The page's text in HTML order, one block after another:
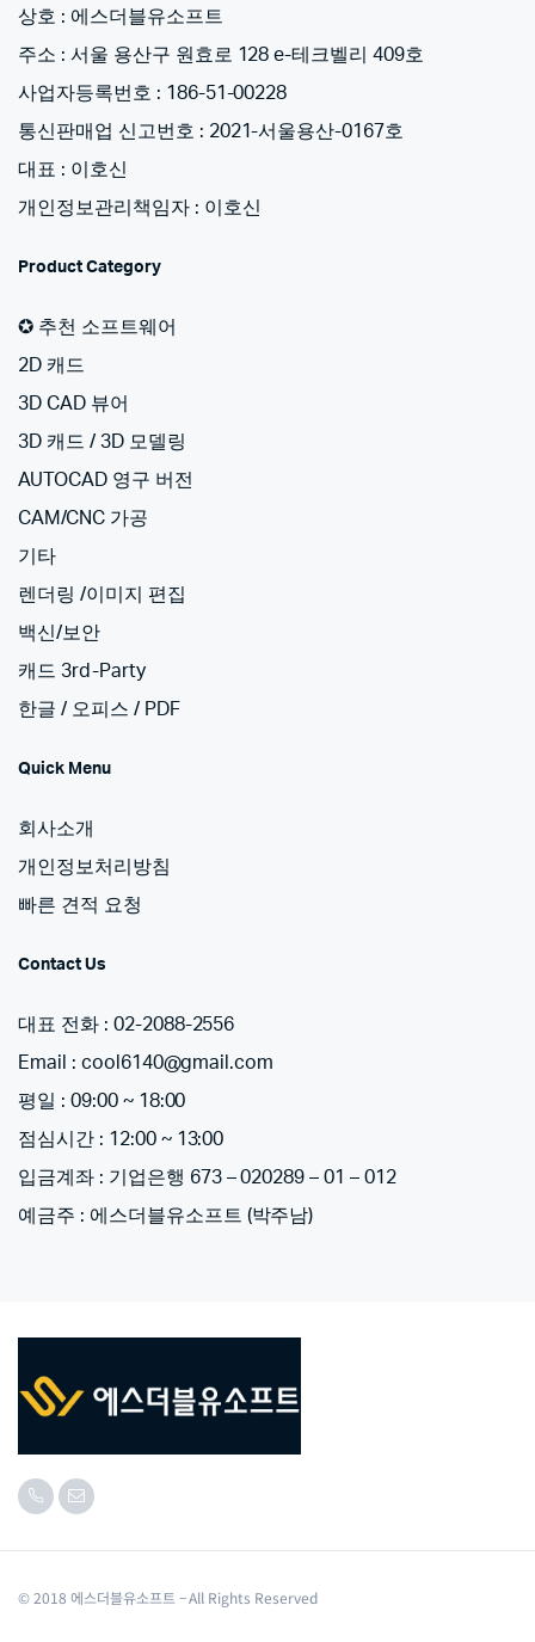
상호 : 에스더블유소프트
주소 : 서울 용산구 원효로 128 e-테크벨리 409호
사업자등록번호 : 186-51-00228
통신판매업 신고번호 : 2021-서울용산-0167호
대표 : 이호신
개인정보관리책임자 : 이호신
Product Category
✪ 추천 소프트웨어
2D 캐드
3D CAD 뷰어
3D 캐드 / 3D 모델링
AUTOCAD 영구 버전
CAM/CNC 가공
기타
렌더링 /이미지 편집
백신/보안
캐드 3rd-Party
한글 / 오피스 / PDF
Quick Menu
회사소개
개인정보처리방침
빠른 견적 요청
Contact Us
대표 전화 : 02-2088-2556
Email : cool6140@gmail.com
평일 : 09:00 ~ 18:00
점심시간 : 12:00 ~ 13:00
입금계좌 : 기업은행 673 – 020289 – 01 – 012
예금주 : 에스더블유소프트 (박주남)
© 2018 에스더블유소프트 – All Rights Reserved